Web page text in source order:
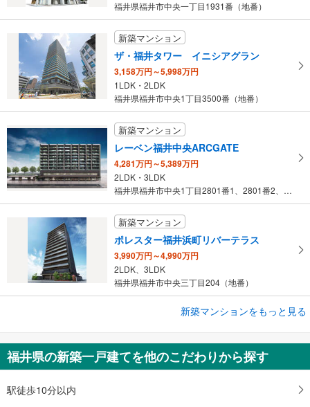
福井県福井市中央一丁目1931番（地番）
新築マンション
ザ・福井タワー イニシアグラン
3,158万円～5,998万円
1LDK・2LDK
福井県福井市中央1丁目3500番（地番）
新築マンション
レーベン福井中央ARCGATE
4,281万円～5,389万円
2LDK・3LDK
福井県福井市中央1丁目2801番1、2801番2、2802番、2…
新築マンション
ポレスター福井浜町リバーテラス
3,990万円～4,990万円
2LDK、3LDK
福井県福井市中央三丁目204（地番）
新築マンション
3,790万円
2LDK
新築マンションをもっと見る
福井県の新築一戸建てを他のこだわりから探す
駅徒歩10分以内